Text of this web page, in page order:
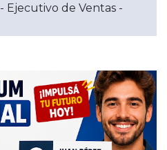
de Ventas -